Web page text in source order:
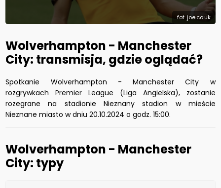
fot. joe.co.uk
Wolverhampton - Manchester
City: transmisja, gdzie oglądać?
Spotkanie Wolverhampton - Manchester City w
rozgrywkach Premier League (Liga Angielska), zostanie
rozegrane na stadionie Nieznany stadion w mieście
Nieznane miasto w dniu 20.10.2024 o godz. 15:00.
Wolverhampton - Manchester
City: typy